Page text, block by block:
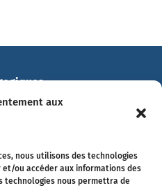
aux
nous utilisons des technologies
ou accéder aux informations des
technologies nous permettra de
Mitterrand
75